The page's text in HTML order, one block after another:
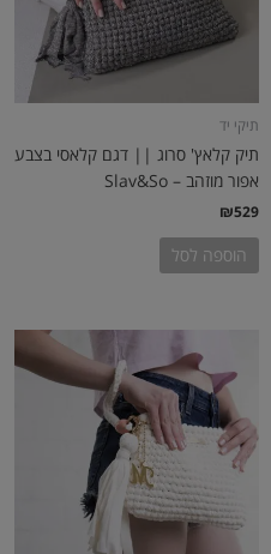
תיקי יד
תיק קלאץ' סרוג || דגם קלאסי בצבע
אפור מוזהב – Slav&So
₪529
הוספה לסל